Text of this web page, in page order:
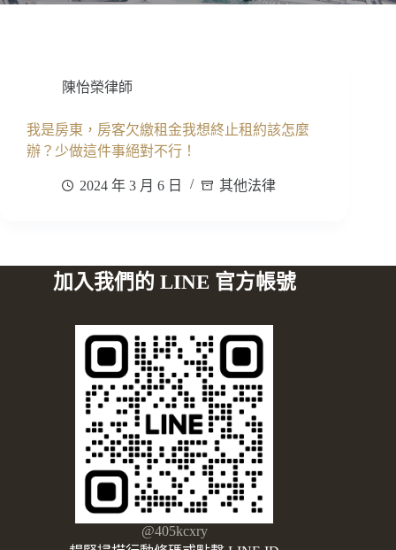
陳怡榮律師
我是房東，房客欠繳租金我想終止租約該怎麼
辦？少做這件事絕對不行！
2024 年 3 月 6 日 其他法律
加入我們的 LINE 官方帳號
@405kcxry